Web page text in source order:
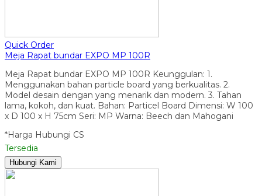
Quick Order
Meja Rapat bundar EXPO MP 100R
Meja Rapat bundar EXPO MP 100R Keunggulan: 1.
Menggunakan bahan particle board yang berkualitas. 2.
Model desain dengan yang menarik dan modern. 3. Tahan
lama, kokoh, dan kuat. Bahan: Particel Board Dimensi: W 100
x D 100 x H 75cm Seri: MP Warna: Beech dan Mahogani
*Harga Hubungi CS
Tersedia
Hubungi Kami